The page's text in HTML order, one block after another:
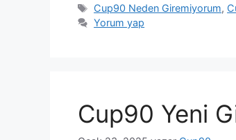
Etiketler
Cup90 Neden Giremiyorum,
Yorum yap
Cup90 Yeni